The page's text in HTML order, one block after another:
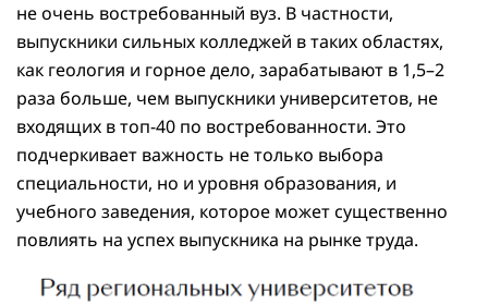
не очень востребованный вуз. В частности,
выпускники сильных колледжей в таких областях,
как геология и горное дело, зарабатывают в 1,5–2
раза больше, чем выпускники университетов, не
входящих в топ-40 по востребованности. Это
подчеркивает важность не только выбора
специальности, но и уровня образования, и
учебного заведения, которое может существенно
повлиять на успех выпускника на рынке труда.